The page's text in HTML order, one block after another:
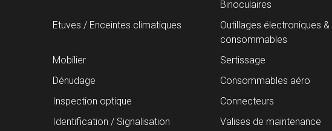
Binoculaires
Etuves / Enceintes climatiques
Outillages électroniques &
consommables
Mobilier
Sertissage
Dénudage
Consommables aéro
Inspection optique
Connecteurs
Identification / Signalisation
Valises de maintenance